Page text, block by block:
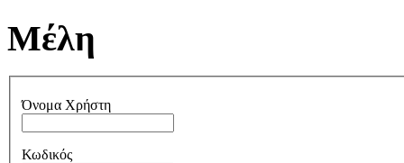
Μέλη
Όνομα Χρήστη
Κωδικός